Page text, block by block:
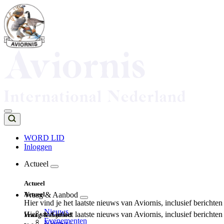
Overslaan
en
naar
de
inhoud
Top
navigation
WORD LID
Inloggen
navigation
Actueel
Actueel
Hier vind je het laatste nieuws van Aviornis, inclusief
Nieuws
Evenementen
Actueel
Hier vind je het laatste nieuws van Aviornis, inclusief
Vraag & Aanbod
Vraag & Aanbod